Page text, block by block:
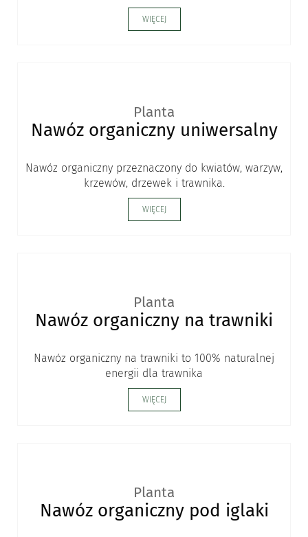
WIĘCEJ
Planta
Nawóz organiczny uniwersalny
Nawóz organiczny przeznaczony do kwiatów, warzyw,
krzewów, drzewek i trawnika.
WIĘCEJ
Planta
Nawóz organiczny na trawniki
Nawóz organiczny na trawniki to 100% naturalnej
energii dla trawnika
WIĘCEJ
Planta
Nawóz organiczny pod iglaki